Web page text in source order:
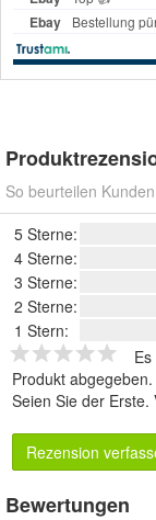
So beurteilen
5 Sterne:
4 Sterne:
3 Sterne:
2 Sterne:
1 Stern:
Produkt abgegeben.
Seien Sie der Erste.
Rezension
Bewertungen